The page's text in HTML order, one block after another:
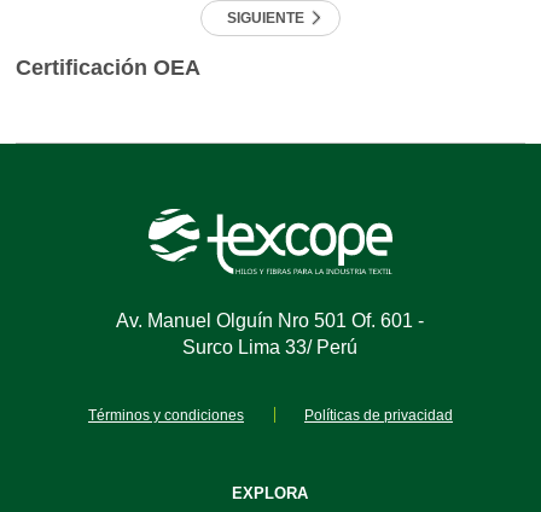
SIGUIENTE
Certificación OEA
Av. Manuel Olguín Nro 501 Of. 601 -
Surco Lima 33/ Perú
Términos y condiciones Políticas de privacidad
EXPLORA